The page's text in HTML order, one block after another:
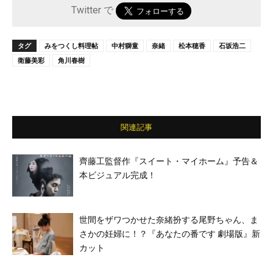
Twitter で
タグ みをつくし料理帖 中村獅童 奈緒 松本穂香
石坂浩二
衛藤美彩
角川春樹
関連記事
齊藤工監督作『スイート・マイホーム』予告＆
本ビジュアル完成！
世間をザワつかせた奈緒扮する尾野ちゃん、ま
さかの妊婦に！？『あなたの番です 劇場版』新
カット